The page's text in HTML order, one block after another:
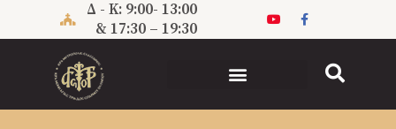
Δ - Κ: 9:00- 13:00
& 17:30 – 19:30